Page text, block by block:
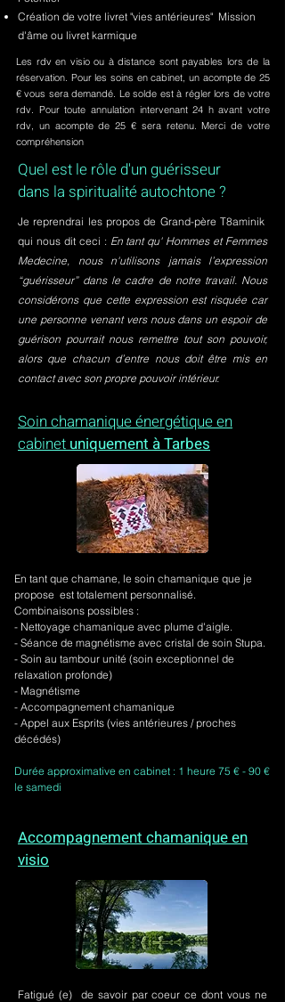
Création de votre livret "vies antérieures" Mission
d'âme ou livret karmique
Les rdv en visio ou à distance sont payables lors de la
réservation. Pour les soins en cabinet, un acompte de 25
€ vous sera demandé. Le solde est à régler lors de votre
rdv. Pour toute annulation intervenant 24 h avant votre
rdv, un acompte de 25 € sera retenu. Merci de votre
compréhension
Quel est le rôle d'un guérisseur
dans la spiritualité autochtone ?
Je reprendrai les propos de Grand-père T8aminik
qui nous dit ceci : En tant qu' Hommes et Femmes
Medecine, nous n'utilisons jamais l’expression
“guérisseur” dans le cadre de notre travail. Nous
considérons que cette expression est risquée car
une personne venant vers nous dans un espoir de
guérison pourrait nous remettre tout son pouvoir,
alors que chacun d’entre nous doit être mis en
contact avec son propre pouvoir intérieur.
Soin chamanique énergétique en
cabinet uniquement à Tarbes
En tant que chamane, le soin chamanique que je
propose est totalement personnalisé.
Combinaisons possibles :
- Nettoyage chamanique avec plume d'aigle.
- Séance de magnétisme avec cristal de soin Stupa.
- Soin au tambour unité (soin exceptionnel de
relaxation profonde)
- Magnétisme
- Accompagnement chamanique
- Appel aux Esprits (vies antérieures / proches
décédés)
Durée approximative en cabinet : 1 heure 75 € - 90 €
le samedi
Accompagnement chamanique en
visio
Fatigué (e) de savoir par coeur ce dont vous ne